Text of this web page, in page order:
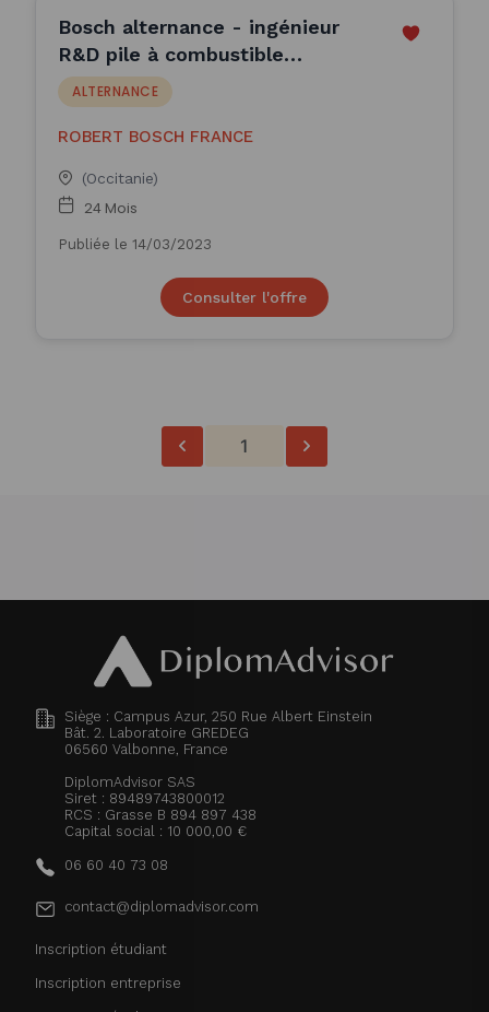
Bosch alternance - ingénieur
R&D pile à combustible
hydrogène (H/F)
ALTERNANCE
ROBERT BOSCH FRANCE
(Occitanie)
24 Mois
Publiée le 14/03/2023
Consulter l'offre
1
Siège : Campus Azur, 250 Rue Albert Einstein
Bât. 2. Laboratoire GREDEG
06560 Valbonne, France
DiplomAdvisor SAS
Siret : 89489743800012
RCS : Grasse B 894 897 438
Capital social : 10 000,00 €
06 60 40 73 08
contact@diplomadvisor.com
Inscription étudiant
Inscription entreprise